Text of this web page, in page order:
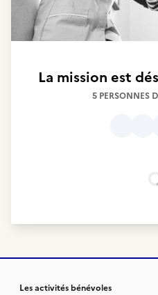
La mission est
5 PERSONNES
Les activités bénévoles